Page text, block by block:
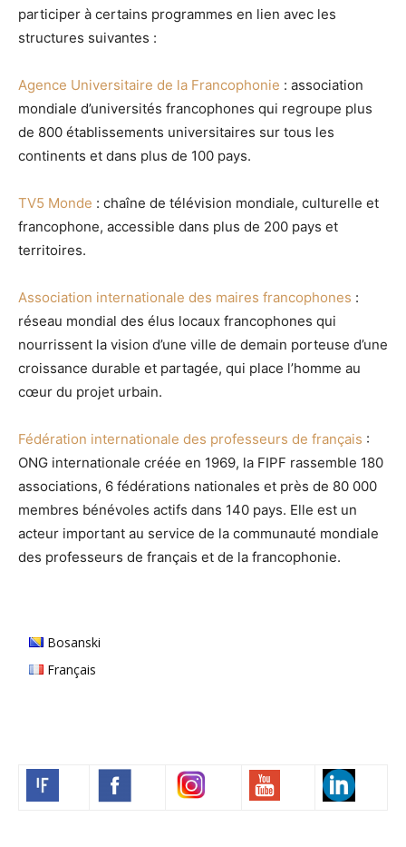
participer à certains programmes en lien avec les
structures suivantes :
Agence Universitaire de la Francophonie : association
mondiale d’universités francophones qui regroupe plus
de 800 établissements universitaires sur tous les
continents et dans plus de 100 pays.
TV5 Monde : chaîne de télévision mondiale, culturelle et
francophone, accessible dans plus de 200 pays et
territoires.
Association internationale des maires francophones :
réseau mondial des élus locaux francophones qui
nourrissent la vision d’une ville de demain porteuse d’une
croissance durable et partagée, qui place l’homme au
cœur du projet urbain.
Fédération internationale des professeurs de français :
ONG internationale créée en 1969, la FIPF rassemble 180
associations, 6 fédérations nationales et près de 80 000
membres bénévoles actifs dans 140 pays. Elle est un
acteur important au service de la communauté mondiale
des professeurs de français et de la francophonie.
Bosanski
Français